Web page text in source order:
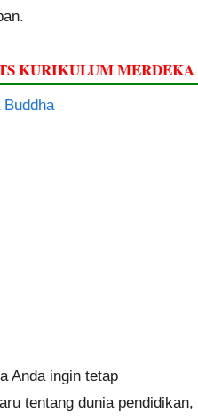
KURIKULUM MERDEKA
Buddha
Anda ingin tetap
tentang dunia pendidikan,